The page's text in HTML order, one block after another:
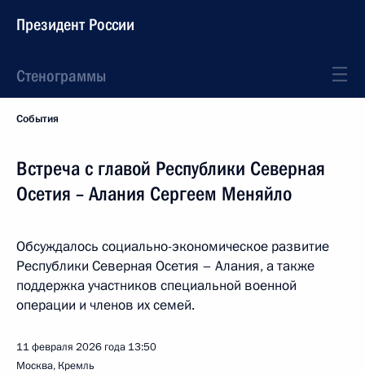
Президент России
Стенограммы
События
Встреча с главой Республики Северная
Осетия – Алания Сергеем Меняйло
Обсуждалось социально-экономическое развитие
Республики Северная Осетия – Алания, а также
поддержка участников специальной военной
операции и членов их семей.
11 февраля 2026 года 13:50
Москва, Кремль